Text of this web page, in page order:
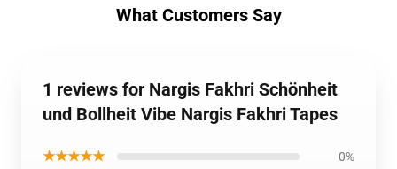
What Customers Say
1 reviews for Nargis Fakhri Schönheit
und Bollheit Vibe Nargis Fakhri Tapes
★★★★★ 0%